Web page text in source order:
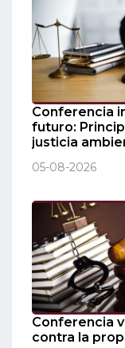
Conferencia
futuro:
justicia
05-08-2026
Conferencia
contra la